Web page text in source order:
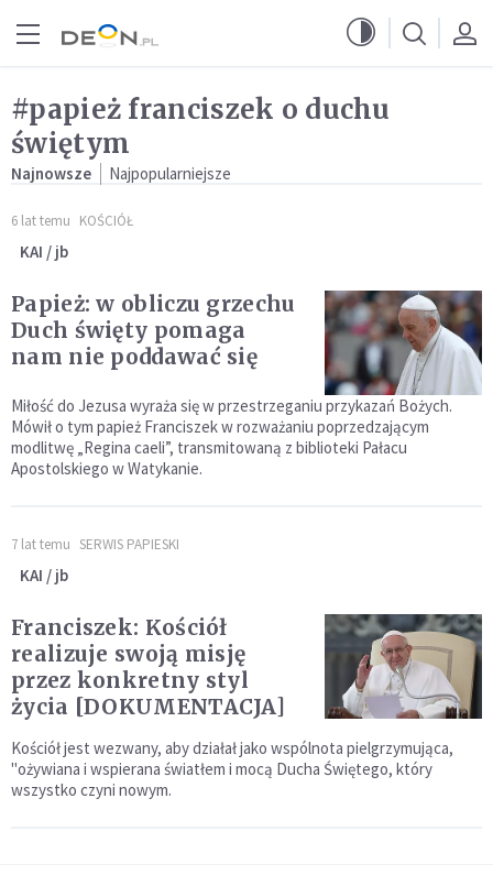
#papież franciszek o duchu
świętym
Najnowsze Najpopularniejsze
6 lat temu KOŚCIÓŁ
KAI / jb
Papież: w obliczu grzechu
Duch święty pomaga
nam nie poddawać się
Miłość do Jezusa wyraża się w przestrzeganiu przykazań Bożych.
Mówił o tym papież Franciszek w rozważaniu poprzedzającym
modlitwę „Regina caeli”, transmitowaną z biblioteki Pałacu
Apostolskiego w Watykanie.
7 lat temu SERWIS PAPIESKI
KAI / jb
Franciszek: Kościół
realizuje swoją misję
przez konkretny styl
życia [DOKUMENTACJA]
Kościół jest wezwany, aby działał jako wspólnota pielgrzymująca,
"ożywiana i wspierana światłem i mocą Ducha Świętego, który
wszystko czyni nowym.